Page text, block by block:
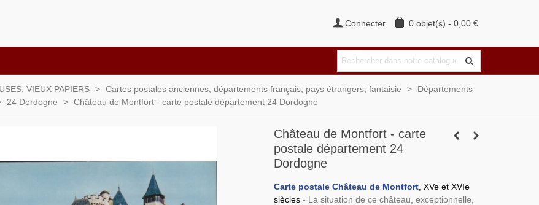
Connecter 0 objet(s) - 0,00 €
VIEUX PAPIERS > Cartes postales anciennes, départements français, pays étrangers, fantaisie >
Départements
24 Dordogne > Château de Montfort - carte postale département 24 Dordogne
Château de Montfort - carte
postale département 24
Dordogne
Carte postale Château de Montfort, XVe et XVIe
siècles- La situation de ce château, exceptionnelle,